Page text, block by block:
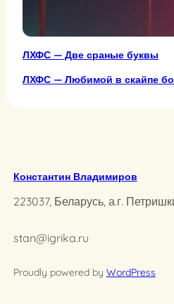
ЛХФС — Две сраные буквы
ЛХФС — Любимой в скайпе
Константин Владимиров
223037, Беларусь, а.г.
stan@igrika.ru
Proudly powered by WordPress